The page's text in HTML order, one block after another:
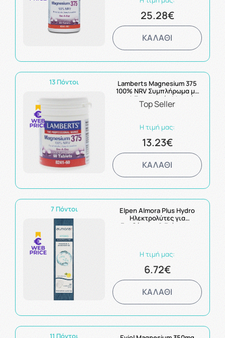
25.28€
ΚΑΛΑΘΙ
13 Πόντοι
Lamberts Magnesium 375
100% NRV Συμπλήρωμα με
τις 4 Σημαντικές Μορφές
Αλάτων του Μαγνησίου
Top Seller
Η τιμή μας:
13.23€
ΚΑΛΑΘΙ
7 Πόντοι
Elpen Almora Plus Hydro
Ηλεκτρολύτες για
Ενυδάτωση & Ενίσχυση
Η τιμή μας:
6.72€
ΚΑΛΑΘΙ
11 Πόντοι